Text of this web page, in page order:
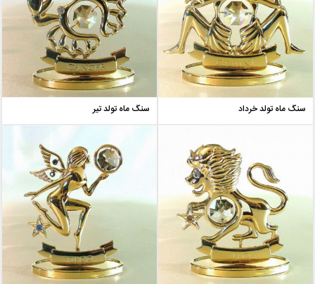
سنگ ماه تولد خرداد سنگ ماه تولد تیر